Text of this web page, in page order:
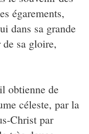
égarements,
dans sa grande
sa gloire,
obtienne de
céleste, par la
Christ par